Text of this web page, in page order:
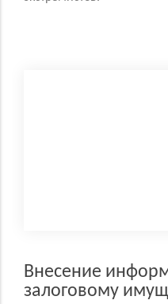
Внесение
залоговому